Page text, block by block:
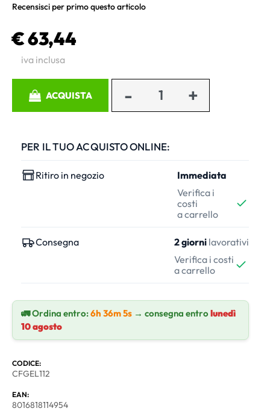
Recensisci per primo questo articolo
€ 63,44
iva inclusa
ACQUISTA
PER IL TUO ACQUISTO ONLINE:
Ritiro in negozio
Immediata
Verifica i
costi
a carrello
Consegna 2 giorni lavorativi
Verifica i costi
a carrello
🚛 Ordina entro:6h 36m 4s → consegna entrolunedì
10 agosto
CODICE:
CFGEL112
EAN:
8016818114954